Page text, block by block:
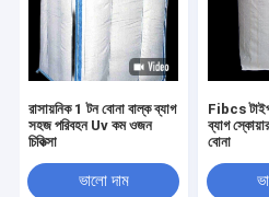
রাসায়নিক 1 টন বোনা বাল্ক ব্যাগ
সহজ পরিবহন Uv কম ওজন
চিকিত্সা
ভালো দাম
Fibcs টাইপ
ব্যাগ
বোনা